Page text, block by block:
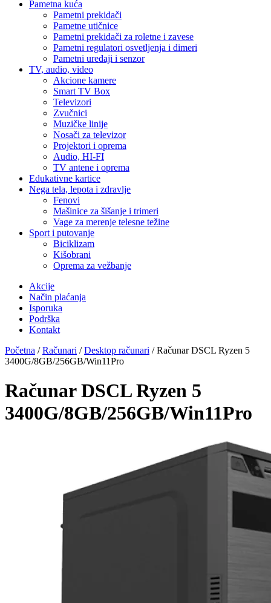
Pametna kuća
Pametni prekidači
Pametne utičnice
Pametni prekidači za roletne i zavese
Pametni regulatori osvetljenja i dimeri
Pametni uređaji i senzor
TV, audio, video
Akcione kamere
Smart TV Box
Televizori
Zvučnici
Muzičke linije
Nosači za televizor
Projektori i oprema
Audio, HI-FI
TV antene i oprema
Edukativne kartice
Nega tela, lepota i zdravlje
Fenovi
Mašinice za šišanje i trimeri
Vage za merenje telesne težine
Sport i putovanje
Biciklizam
Kišobrani
Oprema za vežbanje
Akcije
Način plaćanja
Isporuka
Podrška
Kontakt
Početna /Računari /Desktop računari / Računar DSCL Ryzen 5
3400G/8GB/256GB/Win11Pro
Računar DSCL Ryzen 5
3400G/8GB/256GB/Win11Pro